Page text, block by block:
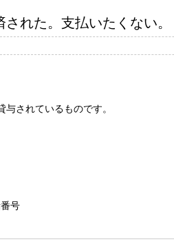
れた。支払いたくない。
されているものです。
号